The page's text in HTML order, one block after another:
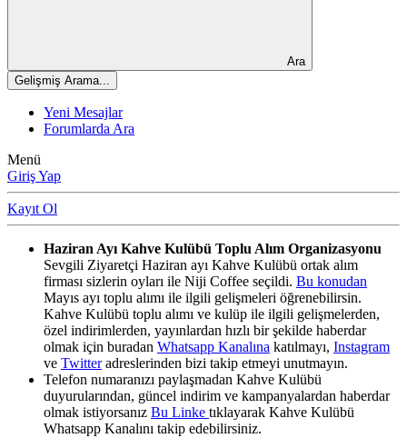
Ara
Gelişmiş Arama...
Yeni Mesajlar
Forumlarda Ara
Menü
Giriş Yap
Kayıt Ol
Haziran Ayı Kahve Kulübü Toplu Alım Organizasyonu
Sevgili Ziyaretçi Haziran ayı Kahve Kulübü ortak alım
firması sizlerin oyları ile Niji Coffee seçildi. Bu konudan
Mayıs ayı toplu alımı ile ilgili gelişmeleri öğrenebilirsin.
Kahve Kulübü toplu alımı ve kulüp ile ilgili gelişmelerden,
özel indirimlerden, yayınlardan hızlı bir şekilde haberdar
olmak için buradan Whatsapp Kanalına katılmayı, Instagram
ve Twitteradreslerinden bizi takip etmeyi unutmayın.
Telefon numaranızı paylaşmadan Kahve Kulübü
duyurularından, güncel indirim ve kampanyalardan haberdar
olmak istiyorsanız Bu Linke tıklayarak Kahve Kulübü
Whatsapp Kanalını takip edebilirsiniz.